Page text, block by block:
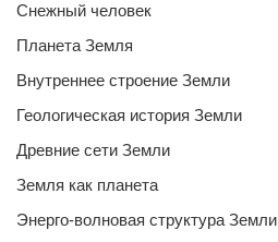
Снежный человек
Планета Земля
Внутреннее строение Земли
Геологическая история Земли
Древние сети Земли
Земля как планета
Энерго-волновая структура Земли